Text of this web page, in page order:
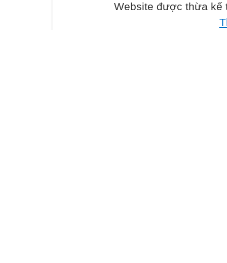
Website được thừa